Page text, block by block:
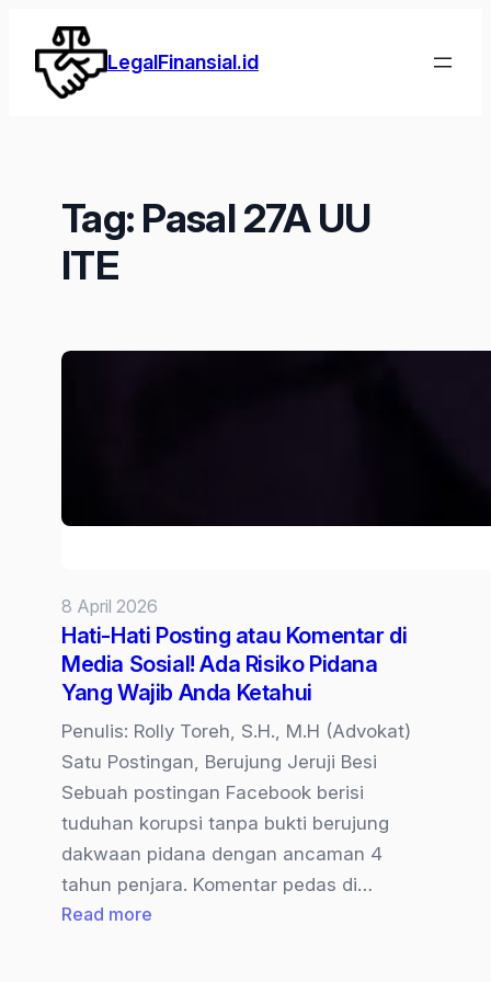
Lewati
konten
LegalFinansial.id
Tag: Pasal 27A UU
ITE
8 April 2026
Hati-Hati Posting atau Komentar di
Media Sosial! Ada Risiko Pidana
Yang Wajib Anda Ketahui
Penulis: Rolly Toreh, S.H., M.H (Advokat)
Satu Postingan, Berujung Jeruji Besi
Sebuah postingan Facebook berisi
tuduhan korupsi tanpa bukti berujung
dakwaan pidana dengan ancaman 4
tahun penjara. Komentar pedas di…
Read more